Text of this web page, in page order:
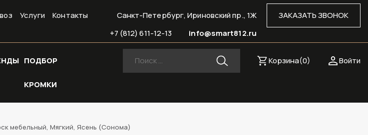
Услуги Контакты ЗАКАЗАТЬ ЗВОНОК
Санкт-Петербург, Ириновский пр., 1Ж
info@smart812.ru
+7 (812) 611-12-13
ПОДБОР
КРОМКИ
Войти
Корзина(0)
мебельный, Мягкий, Ясень (Сонома)